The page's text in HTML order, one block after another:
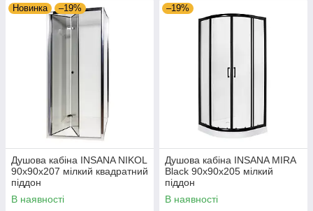
Новинка –19%
Душова кабіна INSANA NIKOL
90x90x207 мілкий квадратний
піддон
В наявності
–19%
Душова кабіна INSANA MIRA
Black 90x90x205 мілкий
піддон
В наявності